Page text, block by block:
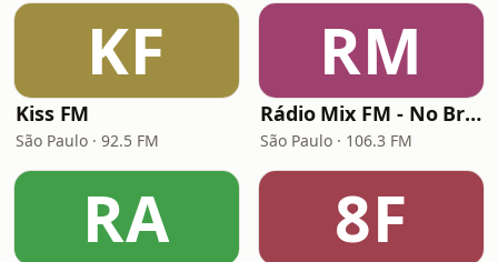
KF
Kiss FM
São Paulo · 92.5 FM
RM
Rádio Mix FM - No Break
São Paulo · 106.3 FM
RA 8F